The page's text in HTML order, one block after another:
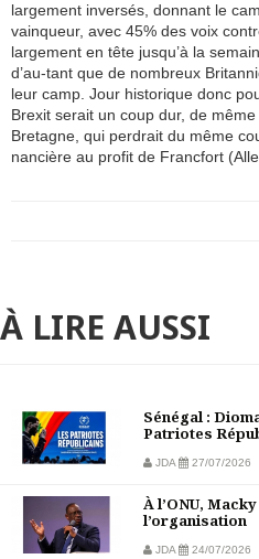
lar­gement inversés, donnant le
vain­queur, avec 45% des voix
lar­gement en tête jusqu’à la
d’au-tant que de nombreux
leur camp. Jour historique donc
Brexit serait un coup dur, de
Bretagne, qui perdrait du même
nancière au profit de Francfort
À LIRE AUSSI
Sénégal :
Patriotes
JDA 27/07/2026
À l’ONU,
l’organisation
JDA 24/07/2026